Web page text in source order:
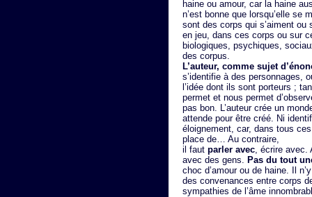
haine ou amour, car la haine
n’est bonne que lorsqu’elle se
sont des corps qui s’aiment
en jeu, dans ces corps ou sur
biologiques, psychiques,
des corpus.
L’auteur, comme sujet
s’identifie à des personnages,
l’idée dont ils sont porteurs ;
permet et nous permet
pas bon. L’auteur crée un
attende pour être créé. Ni
éloignement, car, dans tous
place de… Au contraire,
il faut parler avec, écrire avec.
avec des gens. Pas du tout
choc d’amour ou de haine. Il
des convenances entre corps
sympathies de l’âme